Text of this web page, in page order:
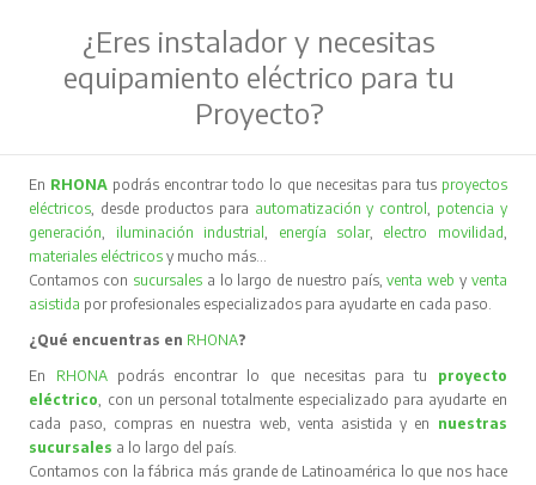
¿Eres instalador y necesitas
equipamiento eléctrico para tu
Proyecto?
En RHONA podrás encontrar todo lo que necesitas para tus proyectos
eléctricos , desde productos para automatización y control
potencia y
generación
iluminación industrial energía solar, electro movilidad
materiales eléctricos y mucho más…
Contamos con sucursales a lo largo de nuestro país,venta web y venta
asistida por profesionales especializados para ayudarte en cada paso.
¿Qué encuentras en RHONA?
En RHONA podrás encontrar lo que necesitas para tu proyecto
eléctrico , con un personal totalmente especializado para ayudarte en
cada paso, compras en nuestra web, venta asistida y en nuestras
sucursales a lo largo del país.
Contamos con la fábrica más grande de Latinoamérica lo que nos hace